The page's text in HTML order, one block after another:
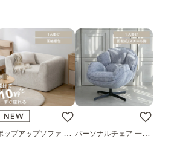
ップアップソファ ソ パーソナルチェア 一人